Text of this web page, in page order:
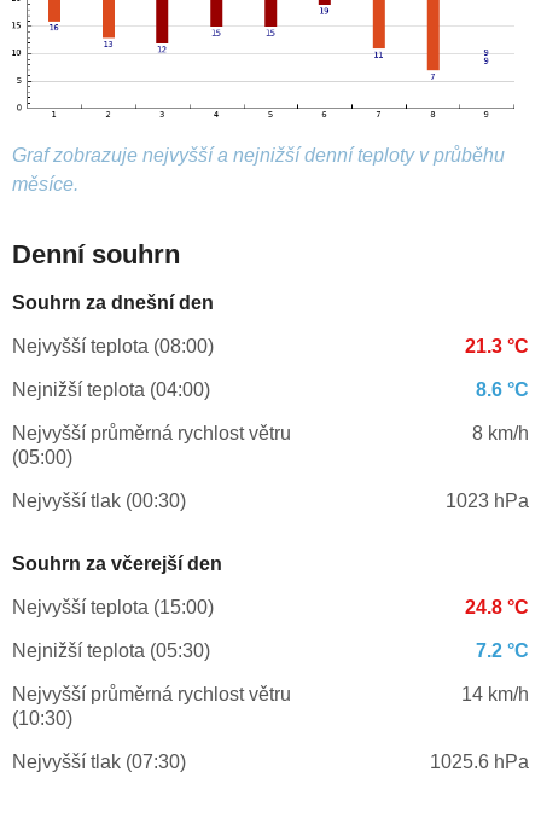
Graf zobrazuje nejvyšší a nejnižší denní teploty v průběhu
měsíce.
Denní souhrn
Souhrn za dnešní den
Nejvyšší teplota (08:00) 21.3 °C
Nejnižší teplota (04:00) 8.6 °C
Nejvyšší průměrná rychlost větru
(05:00)
8 km/h
Nejvyšší tlak (00:30) 1023 hPa
Souhrn za včerejší den
Nejvyšší teplota (15:00) 24.8 °C
Nejnižší teplota (05:30) 7.2 °C
Nejvyšší průměrná rychlost větru
(10:30)
14 km/h
Nejvyšší tlak (07:30) 1025.6 hPa